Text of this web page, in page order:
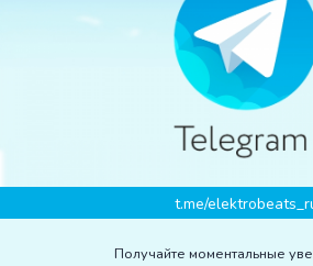
t.me/
Получайте моментальные